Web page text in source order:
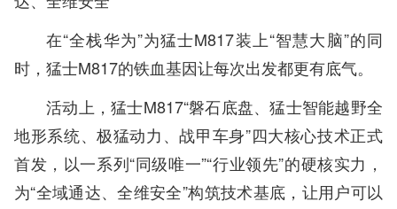
在“全栈华为”为猛士M817装上“智慧大脑”的同
时，猛士M817的铁血基因让每次出发都更有底气。
活动上，猛士M817“磐石底盘、猛士智能越野全
地形系统、极猛动力、战甲车身”四大核心技术正式
首发，以一系列“同级唯一”“行业领先”的硬核实力，
为“全域通达、全维安全”构筑技术基底，让用户可以